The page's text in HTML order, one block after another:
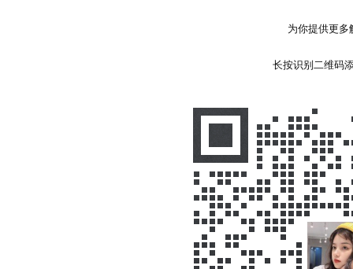
为你提供更多
长按识别二维码